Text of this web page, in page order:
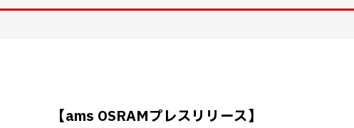
【ams OSRAMプレスリリース】